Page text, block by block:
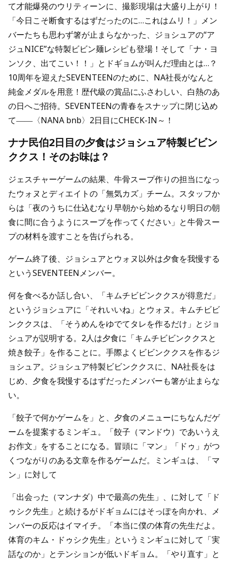
て才能爆発のウリティーンに、撮影現場は大盛り上がり！
「今日こそ断食するはずだったのに…これはムリ！」メン
バーたちも思わず箸が止まらなかった、ジョシュアの“ア
ジュNICE”な特製ビビン麺レシピも登場！そして「ナ・ヨ
ンソク、出てこい！！」とドギョムが叫んだ理由とは…？
10周年を迎えたSEVENTEENのために、NA社長がなんと
純金メダルを用意！歴代級の賞品にふさわしい、白熱のあ
の日へご招待。SEVENTEENの青春をスナップに閉じ込め
て――〈NANA bnb〉2日目にCHECK-IN～！
ナナ民伯2日目の夕食はジョシュア特製ビビン
ククス！そのお味は？
ジェスチャーゲームの結果、牛骨スープ作りの担当になっ
たウォヌとディエイトの「無気カズ」チーム。スタッフか
らは「夜のうちに仕込むなり早朝から始めるなり明日の朝
食に間に合うようにスープを作ってください」と牛骨スー
プの材料を渡すことを告げられる。
ゲーム終了後、ジョシュアとウォヌ以外は夕食を我慢する
というSEVENTEENメンバー。
何を食べるか話し合い、「キムチビビンククスが得意だ」
というジョシュアに「それいいね」とウォヌ。キムチビビ
ンククスは、「そうめんをゆでてタレを作るだけ」とジョ
シュアが説明する。2人は夕食に「キムチビビンククスと
焼き餃子」を作ることに。手際よくビビンククスを作るジ
ョシュア。ジョシュア特製ビビンククスに、NA社長をは
じめ、夕食を我慢するはずだったメンバーも箸が止まらな
い。
「餃子で何かゲームを」と、夕食のメニューにちなんだゲ
ームを提案するミンギュ。「餃子（マンドウ）であいうえ
お作文」をすることになる。冒頭に「マン」「ドゥ」がつ
くつながりのある文章を作るゲームだ。ミンギュは、「マ
ン」に対して
「出会った（マンナダ）中で最高の先生」、に対して「ド
ゥシク先生」と続けるがドギョムにはそっぽを向かれ、メ
ンバーの反応はイマイチ。「本当に僕の体育の先生だよ。
体育のキム・ドゥシク先生」というミンギュに対して「実
話なのか」とテンションが低いドギョム。「やり直す」と